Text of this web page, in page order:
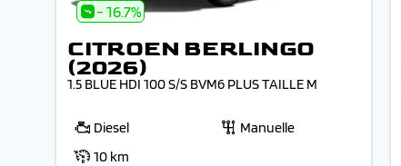
- 16.7%
CITROEN BERLINGO
(2026)
1.5 BLUE HDI 100 S/S BVM6 PLUS TAILLE M
Diesel
Manuelle
10 km